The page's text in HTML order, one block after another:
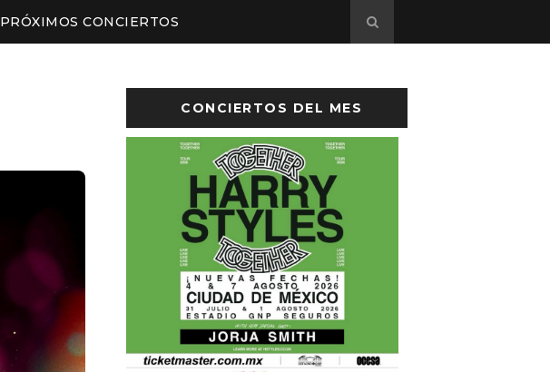
PRÓXIMOS CONCIERTOS
Listo el cartel de Flow Fest 2026
CONCIERTOS DEL MES